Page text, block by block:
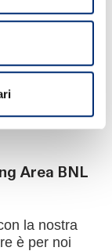
how e
cittadini di
dei
e si utilizza
Area BNL
la nostra
è per noi